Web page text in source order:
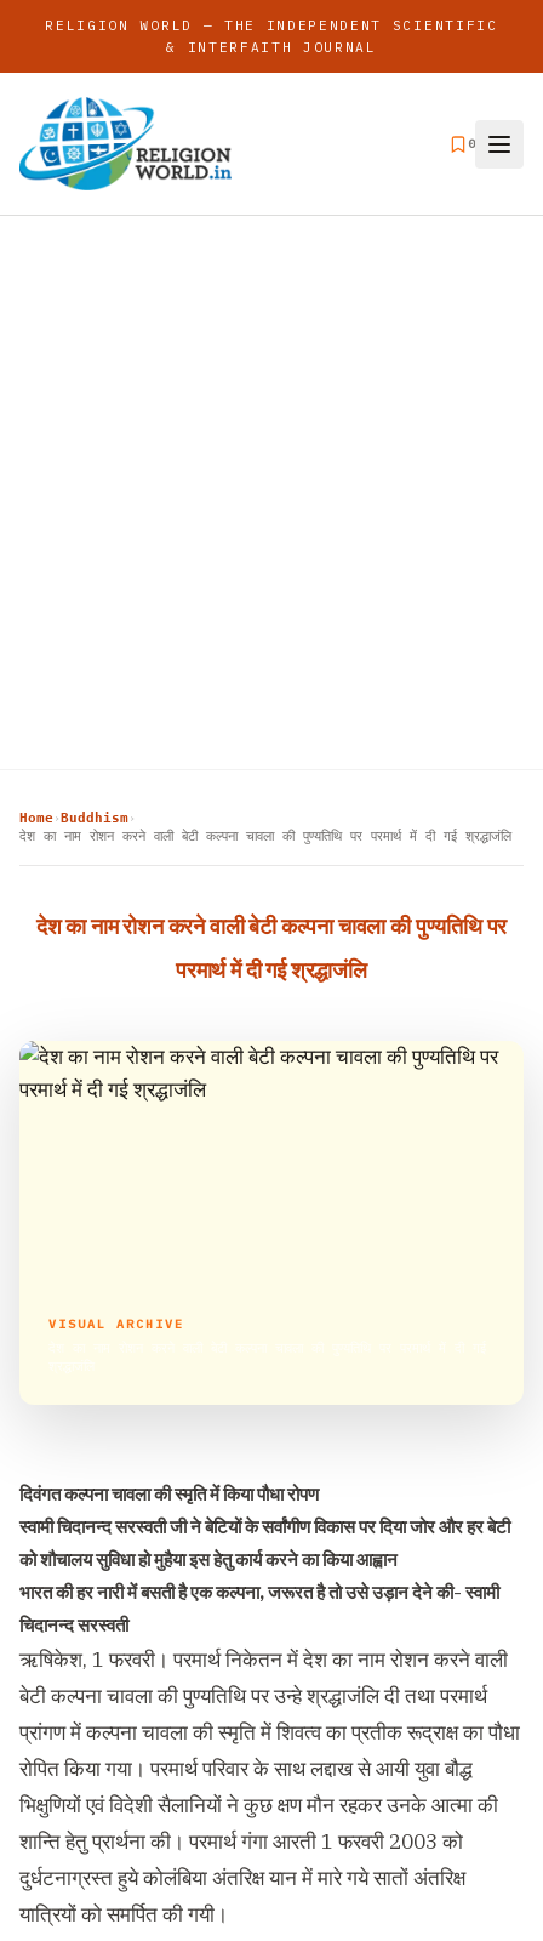
RELIGION WORLD — THE INDEPENDENT SCIENTIFIC
& INTERFAITH JOURNAL
0
Home› Buddhism›
देश का नाम रोशन करने वाली बेटी कल्पना चावला की पुण्यतिथि पर परमार्थ में दी गई श्रद्धाजंलि
देश का नाम रोशन करने वाली बेटी कल्पना चावला की पुण्यतिथि पर
परमार्थ में दी गई श्रद्धाजंलि
VISUAL ARCHIVE
दिवंगत कल्पना चावला की स्मृति में किया पौधा रोपण
स्वामी चिदानन्द सरस्वती जी ने बेटियों के सर्वांगीण विकास पर दिया जोर और हर बेटी
को शौचालय सुविधा हो मुहैया इस हेतु कार्य करने का किया आह्वान
भारत की हर नारी में बसती है एक कल्पना, जरूरत है तो उसे उड़ान देने की- स्वामी
चिदानन्द सरस्वती
ऋषिकेश, 1 फरवरी। परमार्थ निकेतन में देश का नाम रोशन करने वाली
बेटी कल्पना चावला की पुण्यतिथि पर उन्हे श्रद्धाजंलि दी तथा परमार्थ
प्रांगण में कल्पना चावला की स्मृति में शिवत्व का प्रतीक रूद्राक्ष का पौधा
रोपित किया गया। परमार्थ परिवार के साथ लद्दाख से आयी युवा बौद्ध
भिक्षुणियों एवं विदेशी सैलानियों ने कुछ क्षण मौन रहकर उनके आत्मा की
शान्ति हेतु प्रार्थना की। परमार्थ गंगा आरती 1 फरवरी 2003 को
दुर्धटनाग्रस्त हुये कोलंबिया अंतरिक्ष यान में मारे गये सातों अंतरिक्ष
यात्रियों को समर्पित की गयी।